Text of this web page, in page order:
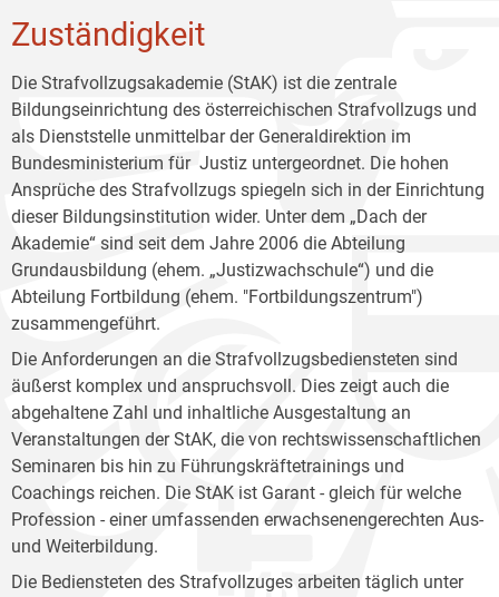
Zuständigkeit
Die Strafvollzugsakademie (StAK) ist die zentrale
Bildungseinrichtung des österreichischen Strafvollzugs und
als Dienststelle unmittelbar der Generaldirektion im
Bundesministerium für Justiz untergeordnet. Die hohen
Ansprüche des Strafvollzugs spiegeln sich in der Einrichtung
dieser Bildungsinstitution wider. Unter dem „Dach der
Akademie“ sind seit dem Jahre 2006 die Abteilung
Grundausbildung (ehem. „Justizwachschule“) und die
Abteilung Fortbildung (ehem. "Fortbildungszentrum")
zusammengeführt.
Die Anforderungen an die Strafvollzugsbediensteten sind
äußerst komplex und anspruchsvoll. Dies zeigt auch die
abgehaltene Zahl und inhaltliche Ausgestaltung an
Veranstaltungen der StAK, die von rechtswissenschaftlichen
Seminaren bis hin zu Führungskräftetrainings und
Coachings reichen. Die StAK ist Garant - gleich für welche
Profession - einer umfassenden erwachsenengerechten Aus-
und Weiterbildung.
Die Bediensteten des Strafvollzuges arbeiten täglich unter